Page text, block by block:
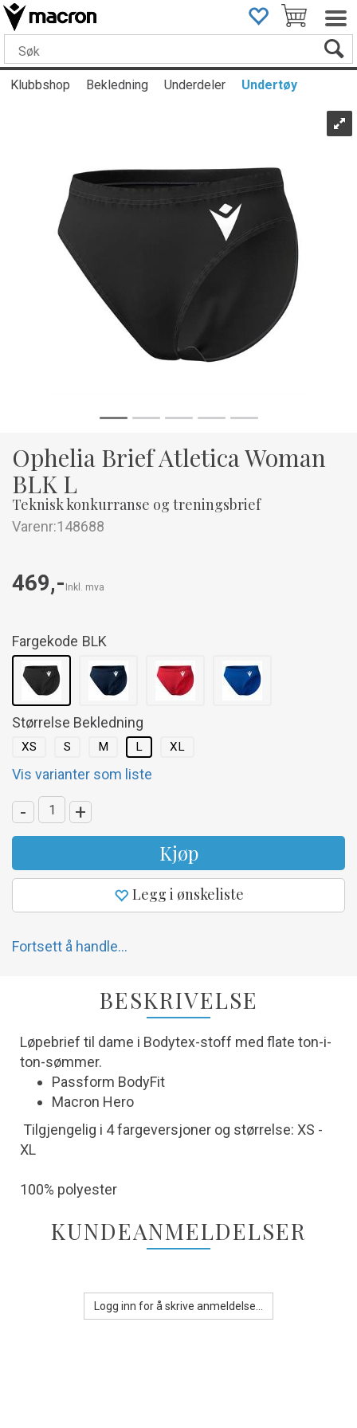
Klubbshop Bekledning Underdeler Undertøy
Ophelia Brief Atletica Woman
BLK L
Teknisk konkurranse og treningsbrief
Varenr:148688
469,- Inkl. mva
Fargekode BLK
Størrelse Bekledning
XS S M L XL
Vis varianter som liste
- +
Kjøp
Legg i ønskeliste
Fortsett å handle...
BESKRIVELSE
Løpebrief til dame i Bodytex-stoff med flate ton-i-
ton-sømmer.
Passform BodyFit
Macron Hero
Tilgjengelig i 4 fargeversjoner og størrelse: XS -
XL
100% polyester
KUNDEANMELDELSER
Logg inn for å skrive anmeldelse...